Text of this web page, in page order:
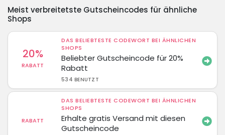
Meist verbreitetste Gutscheincodes für ähnliche
Shops
20%
RABATT
DAS BELIEBTESTE CODEWORT BEI ÄHNLICHEN
SHOPS
Beliebter Gutscheincode für 20%
Rabatt
534 BENUTZT
RABATT
DAS BELIEBTESTE CODEWORT BEI ÄHNLICHEN
SHOPS
Erhalte gratis Versand mit diesen
Gutscheincode